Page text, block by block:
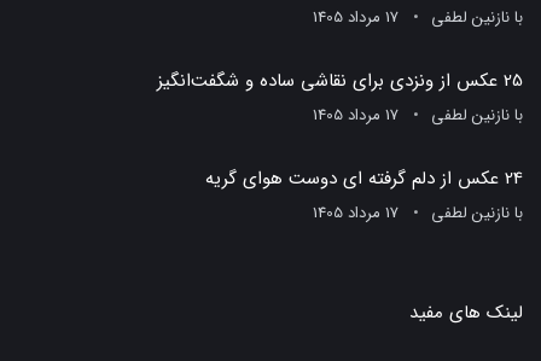
بانازنین لطفی 17 مرداد 1405
25 عکس از ونزدی برای نقاشی ساده و شگفت‌انگیز
بانازنین لطفی 17 مرداد 1405
24 عکس از دلم گرفته ای دوست هوای گریه
بانازنین لطفی 17 مرداد 1405
لینک های مفید